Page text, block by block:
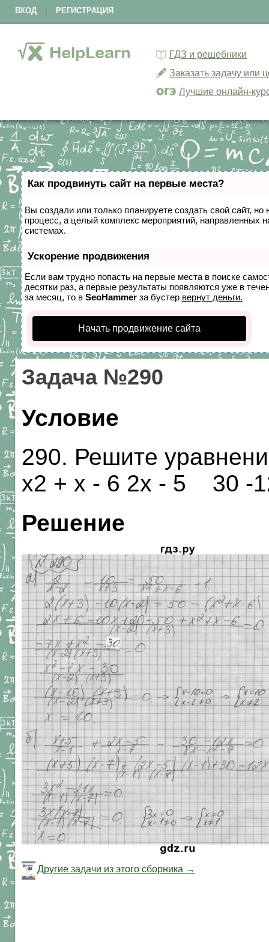
ВХОД РЕГИСТРАЦИЯ
ГДЗ и решебники
Заказать задачу или
Лучшие онлайн-
Как продвинуть сайт на первые места?
Вы создали или только планируете создать свой сайт,
процесс, а целый комплекс мероприятий, направленных
системах.
Ускорение продвижения
Если вам трудно попасть на первые места в поиске
десятки раз, а первые результаты появляются уже в
за месяц, то в SeoHammer за бустер вернут деньги.
Начать продвижение сайта
Задача №290
Условие
290. Решите
х2 + х - 6 2х - 5 30 -
Решение
Другие задачи из этого сборника →